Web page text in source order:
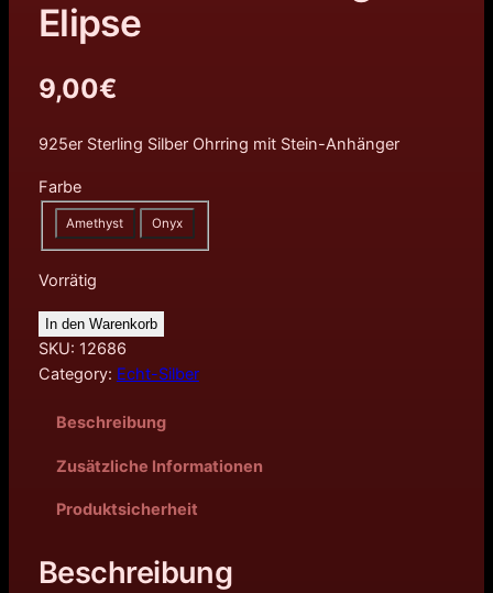
Elipse
9,00€
925er Sterling Silber Ohrring mit Stein-Anhänger
Farbe
Amethyst Onyx
Vorrätig
In den Warenkorb
SKU: 12686
Category: Echt-Silber
Beschreibung
Zusätzliche Informationen
Produktsicherheit
Beschreibung